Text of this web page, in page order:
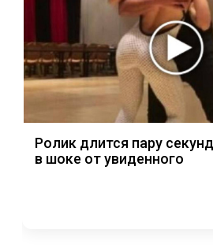
Ролик длится пару
в шоке от увиденного